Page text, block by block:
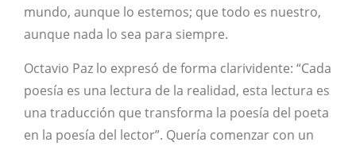
mundo, aunque lo estemos; que todo es nuestro,
aunque nada lo sea para siempre.
Octavio Paz lo expresó de forma clarividente: “Cada
poesía es una lectura de la realidad, esta lectura es
una traducción que transforma la poesía del poeta
en la poesía del lector”. Quería comenzar con un